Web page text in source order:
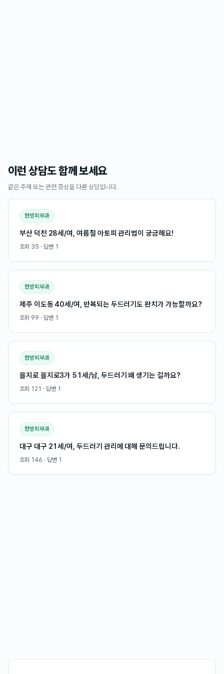
이런 상담도 함께 보세요
같은 주제 또는 관련 증상을 다룬 상담입니다.
한방피부과
부산 덕천 28세/여, 여름철 아토피 관리법이 궁금해요!
조회 35 · 답변 1
한방피부과
제주 이도동 40세/여, 반복되는 두드러기도 완치가 가능할까요?
조회 99 · 답변 1
한방피부과
을지로 을지로3가 51세/남, 두드러기 왜 생기는 걸까요?
조회 121 · 답변 1
한방피부과
대구 대구 21세/여, 두드러기 관리에 대해 문의드립니다.
조회 146 · 답변 1